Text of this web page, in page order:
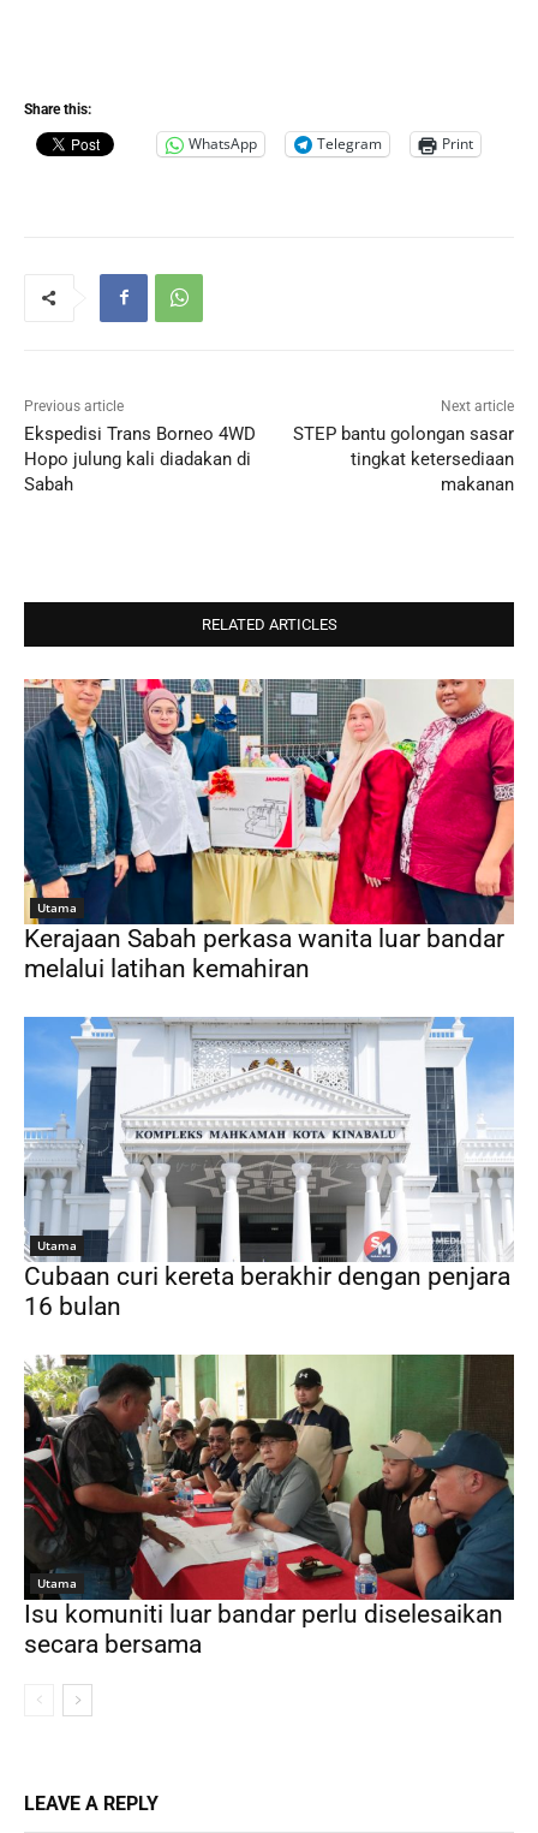
Share this:
WhatsApp Telegram Print
Previous article
Ekspedisi Trans Borneo 4WD
Hopo julung kali diadakan di
Sabah
Next article
STEP bantu golongan sasar
tingkat ketersediaan
makanan
RELATED ARTICLES
Utama
Kerajaan Sabah perkasa wanita luar bandar
melalui latihan kemahiran
Utama
Cubaan curi kereta berakhir dengan penjara
16 bulan
Utama
Isu komuniti luar bandar perlu diselesaikan
secara bersama
LEAVE A REPLY